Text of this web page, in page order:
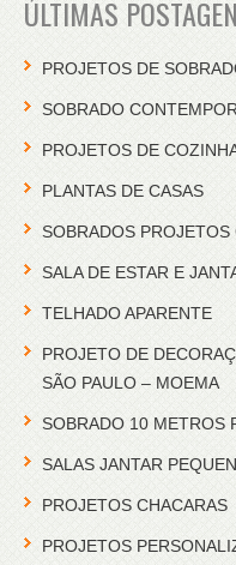
ÚLTIMAS
PROJETOS DE
SOBRADO
PROJETOS DE
PLANTAS DE CASAS
SOBRADOS PROJETOS
SALA DE ESTAR E
TELHADO APARENTE
PROJETO DE
SÃO PAULO – MOEMA
SOBRADO 10 METROS
SALAS JANTAR
PROJETOS CHACARAS
PROJETOS